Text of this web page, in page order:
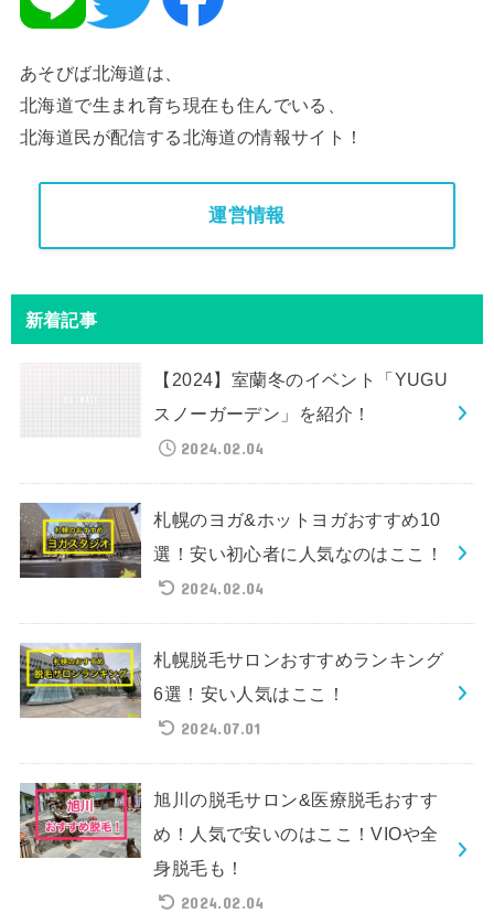
あそびば北海道は、
北海道で生まれ育ち現在も住んでいる、
北海道民が配信する北海道の情報サイト！
運営情報
新着記事
【2024】室蘭冬のイベント「YUGU
スノーガーデン」を紹介！
2024.02.04
札幌のヨガ&ホットヨガおすすめ10
選！安い初心者に人気なのはここ！
2024.02.04
札幌脱毛サロンおすすめランキング
6選！安い人気はここ！
2024.07.01
旭川の脱毛サロン&医療脱毛おすす
め！人気で安いのはここ！VIOや全
身脱毛も！
2024.02.04